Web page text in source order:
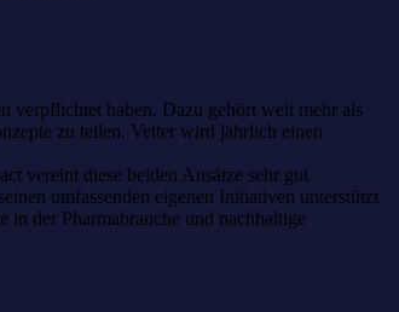
verpflichtet haben. Dazu gehört weit mehr als
zu teilen. Vetter wird jährlich einen
vereint diese beiden Ansätze sehr gut
umfassenden eigenen Initiativen unterstützt
der Pharmabranche und nachhaltige